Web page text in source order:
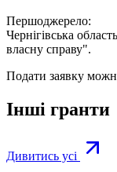
Першоджерело:
Чернігівська
власну справу".
Подати заявку
Інші гранти
Дивитись усі